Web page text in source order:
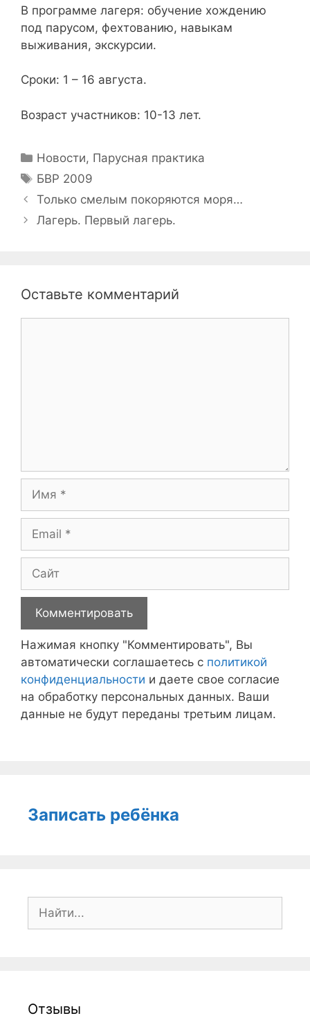
В программе лагеря: обучение хождению
под парусом, фехтованию, навыкам
выживания, экскурсии.
Сроки: 1 – 16 августа.
Возраст участников: 10-13 лет.
Рубрики
Новости, Парусная практика
Метки
БВР 2009
Навигация
записи
Только смелым покоряются моря…
Лагерь. Первый лагерь.
Оставьте комментарий
Нажимая кнопку "Комментировать", Вы
автоматически соглашаетесь с политикой
конфиденциальности и даете свое согласие
на обработку персональных данных. Ваши
данные не будут переданы третьим лицам.
Записать ребёнка
Поиск:
Отзывы